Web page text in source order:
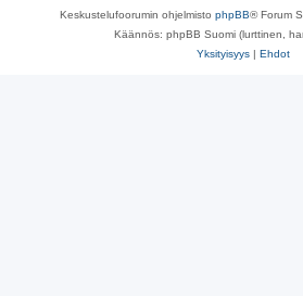
Keskustelufoorumin ohjelmisto phpBB® Forum
Käännös: phpBB Suomi (lurttinen,
Yksityisyys | Ehdot